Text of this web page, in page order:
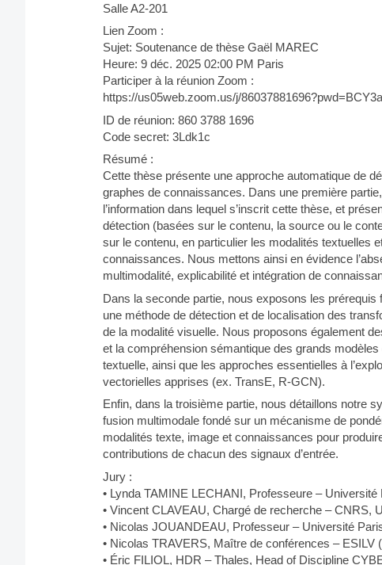
Salle A2-201
Lien Zoom :
Sujet: Soutenance de thèse Gaël MAREC
Heure: 9 déc. 2025 02:00 PM Paris
Participer à la réunion Zoom :
https://us05web.zoom.us/j/
ID de réunion: 860 3788 1696
Code secret: 3Ldk1c
Résumé :
Cette thèse présente une approche automatique de
graphes de connaissances. Dans une première
l’information dans lequel s’inscrit cette thèse, et
détection (basées sur le contenu, la source ou le
sur le contenu, en particulier les modalités textuelles
connaissances. Nous mettons ainsi en évidence
multimodalité, explicabilité et intégration de
Dans la seconde partie, nous exposons les
une méthode de détection et de localisation des
de la modalité visuelle. Nous proposons également
et la compréhension sémantique des grands
textuelle, ainsi que les approches essentielles à
vectorielles apprises (ex. TransE, R-GCN).
Enfin, dans la troisième partie, nous détaillons notre
fusion multimodale fondé sur un mécanisme de
modalités texte, image et connaissances pour
contributions de chacun des signaux d’entrée.
Jury :
• Lynda TAMINE LECHANI, Professeure –
• Vincent CLAVEAU, Chargé de recherche – CNRS,
• Nicolas JOUANDEAU, Professeur – Université
• Nicolas TRAVERS, Maître de conférences – ESILV
• Éric FILIOL, HDR – Thales, Head of Discipline